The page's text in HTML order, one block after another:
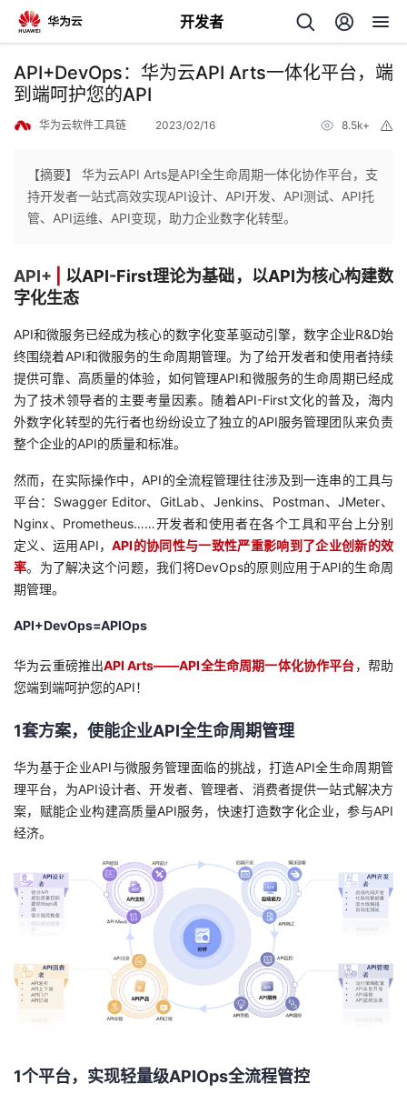
开发者
返
回
个
主
页
的
开
发
者
我
的
博
我
的
坛
我
圈
的
我
动
关
注
的
开
发
者
学
我
的
Programs
我
的
支
持
API+DevOps：华为云API Arts一体化平台，端
到端呵护您的API
华为云软件工具链 2023/02/16 8.5k+
【摘要】 华为云API Arts是API全生命周期一体化协作平台，支
持开发者一站式高效实现API设计、API开发、API测试、API托
管、API运维、API变现，助力企业数字化转型。
API+
以API-First理论为基础，以API为核心构建数
字化生态
API和微服务已经成为核心的数字化变革驱动引擎，数字企业R&D始
终围绕着API和微服务的生命周期管理。为了给开发者和使用者持续
提供可靠、高质量的体验，如何管理API和微服务的生命周期已经成
为了技术领导者的主要考量因素。随着API-First文化的普及，海内
外数字化转型的先行者也纷纷设立了独立的API服务管理团队来负责
整个企业的API的质量和标准。
然而，在实际操作中，API的全流程管理往往涉及到一连串的工具与
平台：Swagger Editor、GitLab、Jenkins、Postman、JMeter、
Nginx、Prometheus……开发者和使用者在各个工具和平台上分别
定义、运用API，API的协同性与一致性严重影响到了企业创新的效
率。为了解决这个问题，我们将DevOps的原则应用于API的生命周
期管理。
API+DevOps=APIOps
华为云重磅推出API Arts——API全生命周期一体化协作平台，帮助
您端到端呵护您的API！
1套方案，使能企业API全生命周期管理
华为基于企业API与微服务管理面临的挑战，打造API全生命周期管
理平台，为API设计者、开发者、管理者、消费者提供一站式解决方
案，赋能企业构建高质量API服务，快速打造数字化企业，参与API
经济。
1个平台，实现轻量级APIOps全流程管控